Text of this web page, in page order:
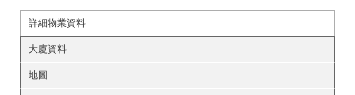
詳細物業資料
大廈資料
地圖